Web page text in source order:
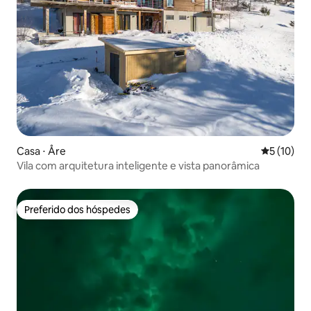
Casa ⋅ Åre 5 de uma
5 (10)
Vila com arquitetura inteligente e vista panorâmica
Preferido dos hóspedes
Preferido dos hóspedes